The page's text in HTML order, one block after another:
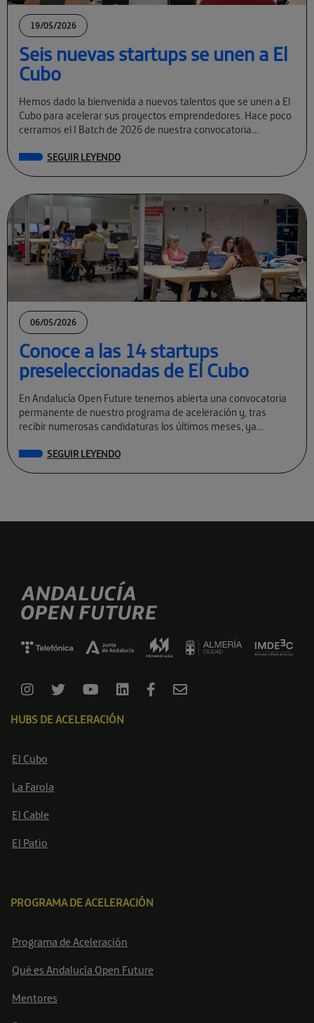
19/05/2026
Seis nuevas startups se unen a El
Cubo
Hemos dado la bienvenida a nuevos talentos que se unen a El
Cubo para acelerar sus proyectos emprendedores. Hace poco
cerramos el I Batch de 2026 de nuestra convocatoria
SEGUIR LEYENDO
06/05/2026
Conoce a las 14 startups
preseleccionadas de El Cubo
En Andalucía Open Future tenemos abierta una convocatoria
permanente de nuestro programa de aceleración y, tras
recibir numerosas candidaturas los últimos meses, ya
SEGUIR LEYENDO
HUBS DE ACELERACIÓN
El Cubo
La Farola
El Cable
El Patio
PROGRAMA DE ACELERACIÓN
Programa de Aceleración
Qué es Andalucía Open Future
Mentores